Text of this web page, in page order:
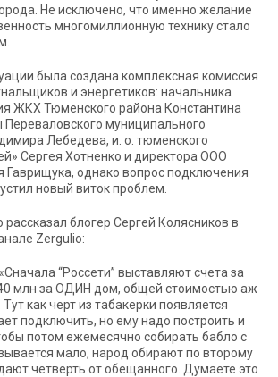
Не исключено, что именно желание
многомиллионную технику стало
была создана комплексная комиссия
и энергетиков: начальника
ЖКХ Тюменского района Константина
Переваловского муниципального
Лебедева, и. о. тюменского
Сергея Хотненко и директора ООО
Гаврищука, однако вопрос подключения
новый виток проблем.
блогер Сергей Колясников в
Zergulio:
“Россети” выставляют счета за
млн за ОДИН дом, общей стоимостью аж
как черт из табакерки появляется
подключить, но ему надо построить и
потом ежемесячно собирать бабло с
мало, народ обирают по второму
четверть от обещанного. Думаете это